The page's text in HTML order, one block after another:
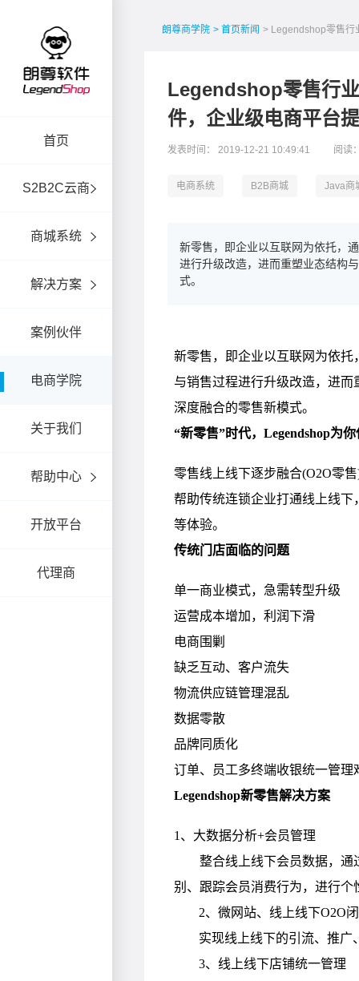
首页
S2B2C云商
商城系统
解决方案
案例伙伴
电商学院
关于我们
帮助中心
开放平台
代理商
朗尊商学院 > 首页新闻 > Legendshop零售行
Legendshop零售行
件，企业级电商平台
发表时间： 2019-12-21 10:49:41 阅读
电商系统 B2B商城 Java商
新零售，即企业以互联网为依托，
进行升级改造，进而重塑业态结构
式。